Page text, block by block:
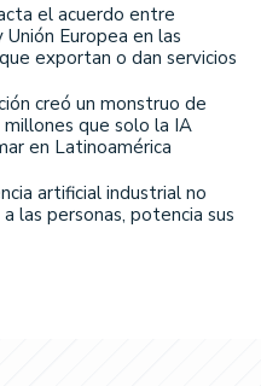
el acuerdo entre
Unión Europea en las
exportan o dan servicios
creó un monstruo de
que solo la IA
en Latinoamérica
artificial industrial no
las personas, potencia sus